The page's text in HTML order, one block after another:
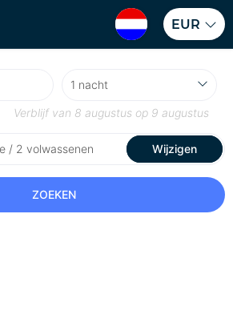
EUR
Verblijf van 8 augustus op 9 augustus
/ 2 volwassenen Wijzigen